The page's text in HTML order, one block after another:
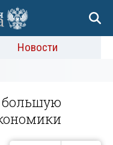
Новости